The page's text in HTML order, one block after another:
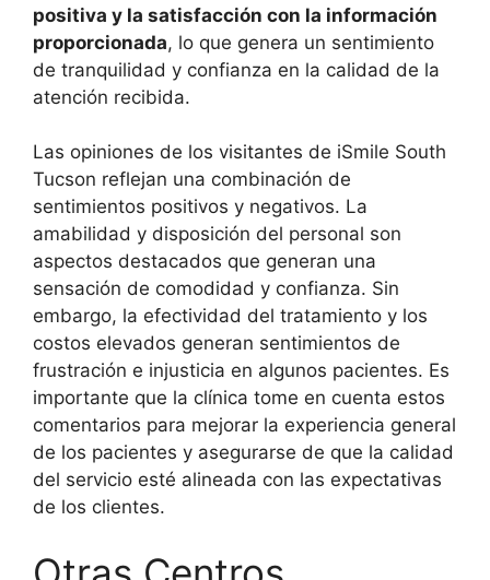
positiva y la satisfacción con la información
proporcionada, lo que genera un sentimiento
de tranquilidad y confianza en la calidad de la
atención recibida.
Las opiniones de los visitantes de iSmile South
Tucson reflejan una combinación de
sentimientos positivos y negativos. La
amabilidad y disposición del personal son
aspectos destacados que generan una
sensación de comodidad y confianza. Sin
embargo, la efectividad del tratamiento y los
costos elevados generan sentimientos de
frustración e injusticia en algunos pacientes. Es
importante que la clínica tome en cuenta estos
comentarios para mejorar la experiencia general
de los pacientes y asegurarse de que la calidad
del servicio esté alineada con las expectativas
de los clientes.